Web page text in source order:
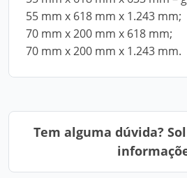
55 mm x 618 mm x 1.243 mm;
70 mm x 200 mm x 618 mm;
70 mm x 200 mm x 1.243 mm.
Tem alguma dúvida?